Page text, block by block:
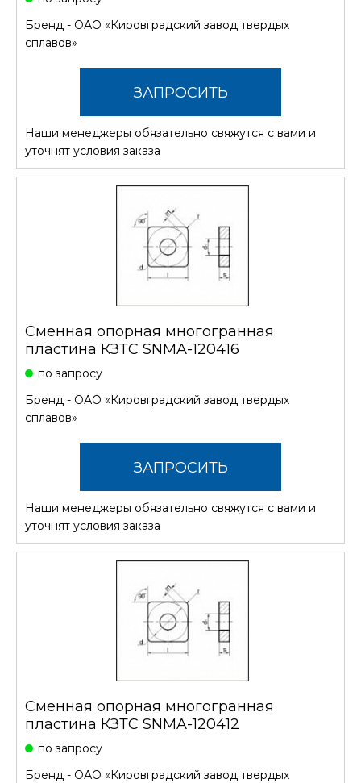
Бренд - ОАО «Кировградский завод твердых
сплавов»
ЗАПРОСИТЬ
СТОИМОСТЬ
Наши менеджеры обязательно свяжутся с вами и
уточнят условия заказа
Сменная опорная многогранная
пластина КЗТС SNMA-120416
по запросу
Бренд - ОАО «Кировградский завод твердых
сплавов»
ЗАПРОСИТЬ
СТОИМОСТЬ
Наши менеджеры обязательно свяжутся с вами и
уточнят условия заказа
Сменная опорная многогранная
пластина КЗТС SNMA-120412
по запросу
Бренд - ОАО «Кировградский завод твердых